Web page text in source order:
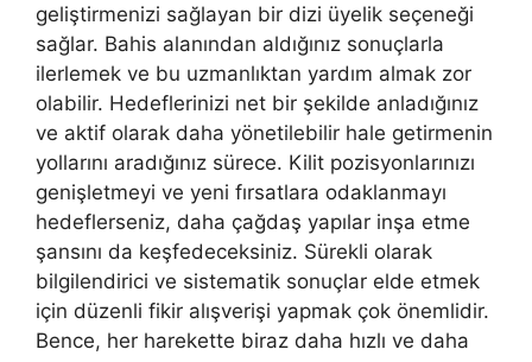
geliştirmenizi sağlayan bir dizi üyelik seçeneği
sağlar. Bahis alanından aldığınız sonuçlarla
ilerlemek ve bu uzmanlıktan yardım almak zor
olabilir. Hedeflerinizi net bir şekilde anladığınız
ve aktif olarak daha yönetilebilir hale getirmenin
yollarını aradığınız sürece. Kilit pozisyonlarınızı
genişletmeyi ve yeni fırsatlara odaklanmayı
hedeflerseniz, daha çağdaş yapılar inşa etme
şansını da keşfedeceksiniz. Sürekli olarak
bilgilendirici ve sistematik sonuçlar elde etmek
için düzenli fikir alışverişi yapmak çok önemlidir.
Bence, her harekette biraz daha hızlı ve daha